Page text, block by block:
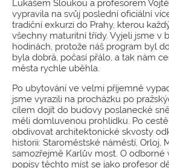
Lukášem Sloukou a profesorem
vypravila na svůj poslední oficiální
tradiční exkurzi do Prahy, kterou
všechny maturitní třídy. Vyjeli jsme v
hodinách, protože náš program byl
byla dobrá, počasí přálo, a tak nám
města rychle uběhla.
Po ubytování ve velmi příjemně
jsme vyrazili na procházku po
cílem dojít do budovy poslanecké
měli domluvenou prohlídku. Po
obdivovat architektonické skvosty
historii: Staroměstské náměstí, Orloj,
samozřejmě Karlův most. O odborné
popisy těchto míst se jako profesor